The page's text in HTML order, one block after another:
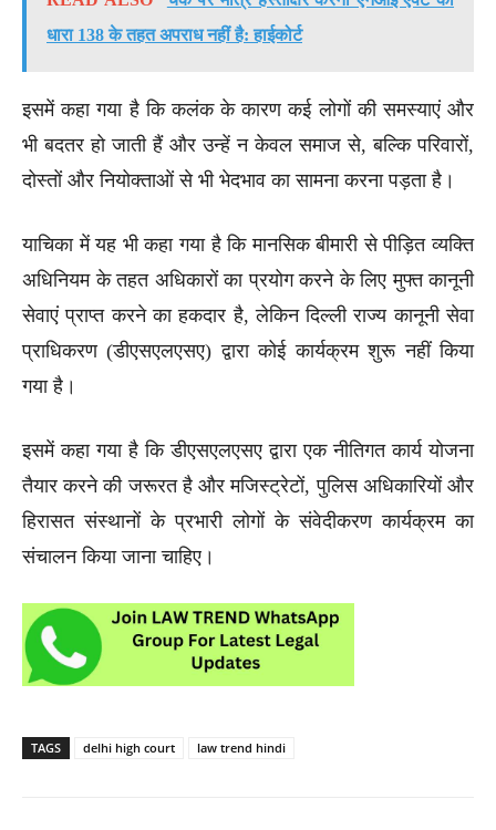
धारा 138 के तहत अपराध नहीं है: हाईकोर्ट
इसमें कहा गया है कि कलंक के कारण कई लोगों की समस्याएं और
भी बदतर हो जाती हैं और उन्हें न केवल समाज से, बल्कि परिवारों,
दोस्तों और नियोक्ताओं से भी भेदभाव का सामना करना पड़ता है।
याचिका में यह भी कहा गया है कि मानसिक बीमारी से पीड़ित व्यक्ति
अधिनियम के तहत अधिकारों का प्रयोग करने के लिए मुफ्त कानूनी
सेवाएं प्राप्त करने का हकदार है, लेकिन दिल्ली राज्य कानूनी सेवा
प्राधिकरण (डीएसएलएसए) द्वारा कोई कार्यक्रम शुरू नहीं किया
गया है।
इसमें कहा गया है कि डीएसएलएसए द्वारा एक नीतिगत कार्य योजना
तैयार करने की जरूरत है और मजिस्ट्रेटों, पुलिस अधिकारियों और
हिरासत संस्थानों के प्रभारी लोगों के संवेदीकरण कार्यक्रम का
संचालन किया जाना चाहिए।
TAGS delhi high court law trend hindi